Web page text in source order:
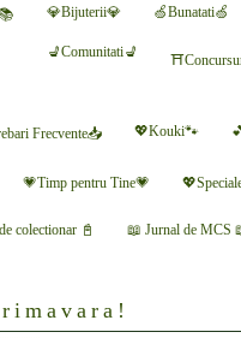
💎Bijuterii💎 🍏Bunatati🍏
💺Comunitati💺
Frecvente📥 💖Kouki🐾
💗Timp pentru Tine💗
colectionar 📓 📖 Jurnal de MCS